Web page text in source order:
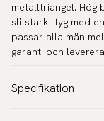
metalltriangel. Hög
slitstarkt tyg med
passar alla män
garanti och
Specifikation